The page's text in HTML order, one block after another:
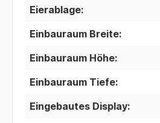
Eierablage:
Einbauraum Breite:
Einbauraum Höhe:
Einbauraum Tiefe:
Eingebautes Display: